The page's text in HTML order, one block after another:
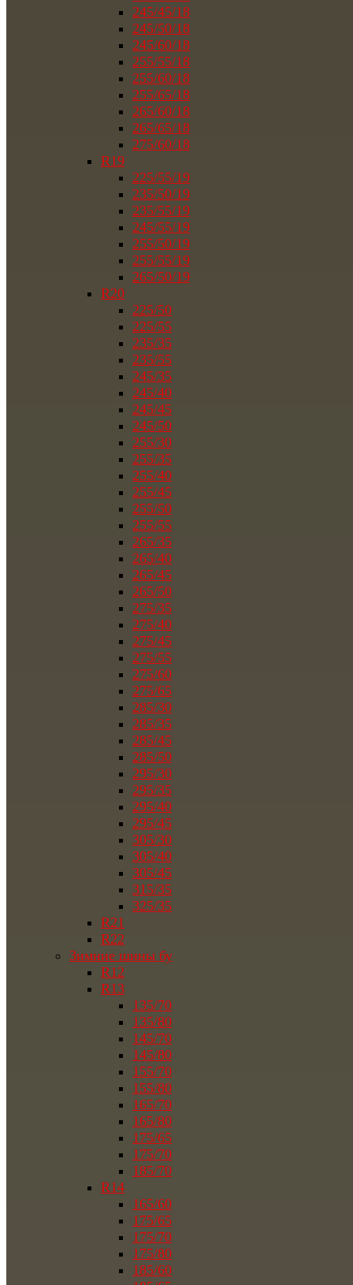
245/45/18
245/50/18
245/60/18
255/55/18
255/60/18
255/65/18
265/60/18
265/65/18
275/60/18
R19
225/55/19
235/50/19
235/55/19
245/55/19
255/50/19
255/55/19
265/50/19
R20
225/50
225/55
235/35
235/55
245/35
245/40
245/45
245/50
255/30
255/35
255/40
255/45
255/50
255/55
265/35
265/40
265/45
265/50
275/35
275/40
275/45
275/55
275/60
275/65
285/30
285/35
285/45
285/50
295/30
295/35
295/40
295/45
305/30
305/40
305/45
315/35
325/35
R21
R22
Зимние шины бу
R12
R13
135/70
135/80
145/70
145/80
155/70
155/80
165/70
165/80
175/65
175/70
185/70
R14
165/60
175/65
175/70
175/80
185/60